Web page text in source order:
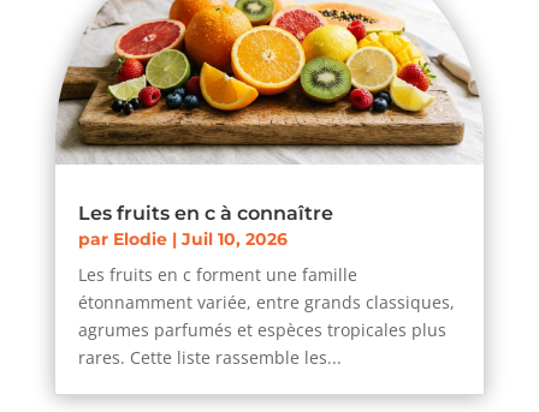
Les fruits en c à connaître
par Elodie| Juil 10, 2026
Les fruits en c forment une famille
étonnamment variée, entre grands classiques,
agrumes parfumés et espèces tropicales plus
rares. Cette liste rassemble les...